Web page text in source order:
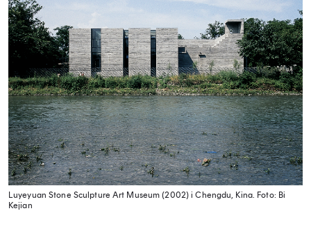
Luyeyuan Stone Sculpture Art Museum (2002) i Chengdu, Kina. Foto: Bi
Kejian